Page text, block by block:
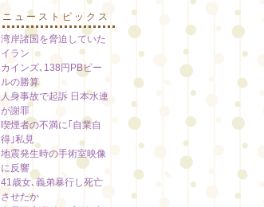
ニューストピックス
湾岸諸国を脅迫していた
イラン
カインズ､138円PBビー
ルの勝算
人身事故で起訴 日本水連
が謝罪
喫煙者の不満に｢自業自
得｣私見
地震発生時の手術室映像
に反響
41歳女､義弟暴行し死亡
させたか